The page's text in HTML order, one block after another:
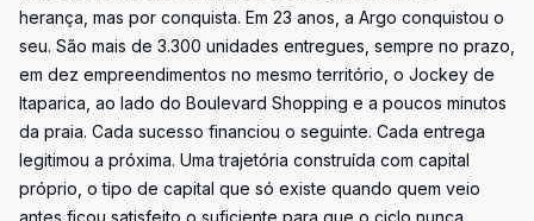
herança, mas por conquista. Em 23 anos, a Argo conquistou o
seu. São mais de 3.300 unidades entregues, sempre no prazo,
em dez empreendimentos no mesmo território, o Jockey de
Itaparica, ao lado do Boulevard Shopping e a poucos minutos
da praia. Cada sucesso financiou o seguinte. Cada entrega
legitimou a próxima. Uma trajetória construída com capital
próprio, o tipo de capital que só existe quando quem veio
antes ficou satisfeito o suficiente para que o ciclo nunca